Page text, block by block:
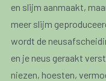
en slijm aanmaakt,
meer slijm
wordt de
en je neus geraakt
niezen, hoesten,